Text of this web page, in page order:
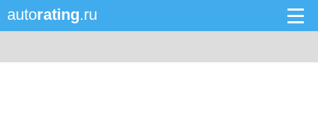
autorating.ru